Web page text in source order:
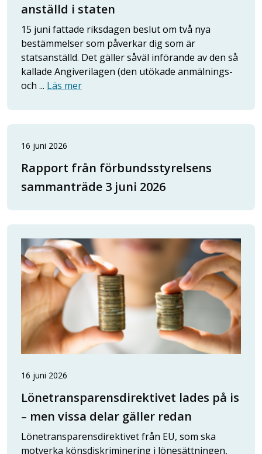
anställd i staten
15 juni fattade riksdagen beslut om två nya
bestämmelser som påverkar dig som är
statsanställd. Det gäller såväl införande av den så
kallade Angiverilagen (den utökade anmälnings-
och ... Läs mer
16 juni 2026
Rapport från förbundsstyrelsens
sammanträde 3 juni 2026
16 juni 2026
Lönetransparensdirektivet lades på is
– men vissa delar gäller redan
Lönetransparensdirektivet från EU, som ska
motverka könsdiskriminering i lönesättningen,